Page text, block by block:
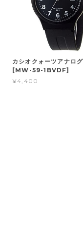
カシオクォーツアナロ
[MW-59-1BVDF]
¥4,400